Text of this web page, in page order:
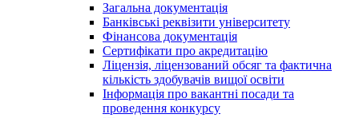
Загальна документація
Банківські реквізити університету
Фінансова документація
Сертифікати про акредитацію
Ліцензія, ліцензований обсяг та фактична
кількість здобувачів вищої освіти
Інформація про вакантні посади та
проведення конкурсу